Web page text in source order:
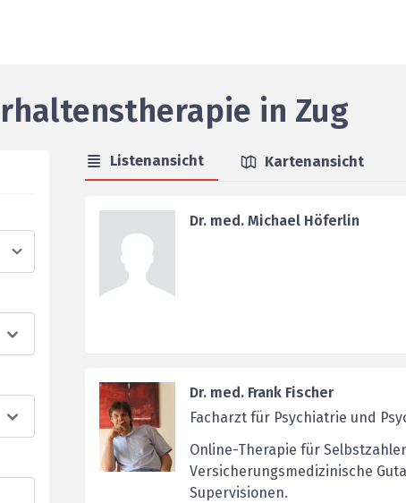
in Zug
Listenansicht Kartenansicht
Dr. med. Michael Höferlin
Dr. med. Frank Fischer
Facharzt für Psychiatrie und
Online-Therapie für
Versicherungsmedizinische
Supervisionen.